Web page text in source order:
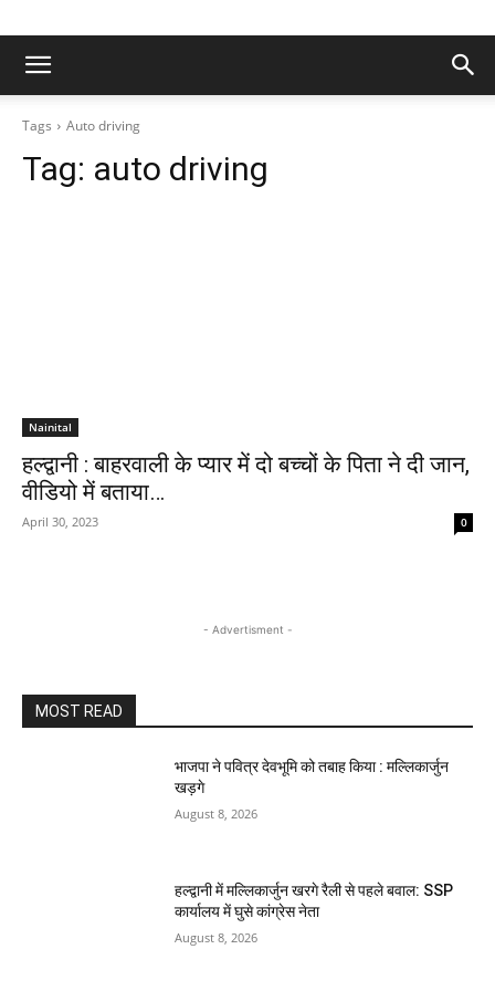
Tags Auto driving
Tag: auto driving
Nainital
हल्द्वानी : बाहरवाली के प्यार में दो बच्चों के पिता ने दी जान,
वीडियो में बताया…
April 30, 2023 0
- Advertisment -
MOST READ
भाजपा ने पवित्र देवभूमि को तबाह किया : मल्लिकार्जुन
खड़गे
August 8, 2026
हल्द्वानी में मल्लिकार्जुन खरगे रैली से पहले बवाल: SSP
कार्यालय में घुसे कांग्रेस नेता
August 8, 2026